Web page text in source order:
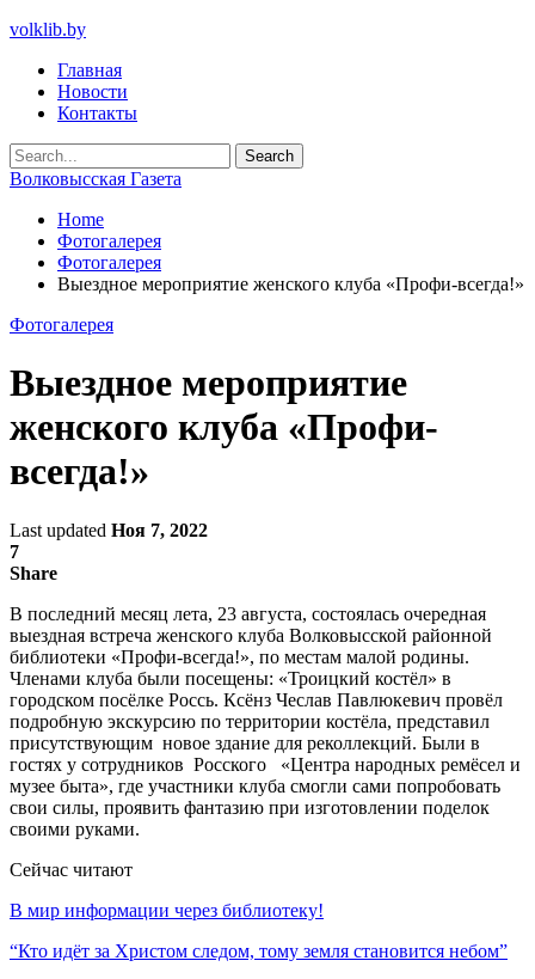
volklib.by
Главная
Новости
Контакты
Волковысская Газета
Home
Фотогалерея
Фотогалерея
Выездное мероприятие женского клуба «Профи-всегда!»
Фотогалерея
Выездное мероприятие
женского клуба «Профи-
всегда!»
Last updated Ноя 7, 2022
7
Share
В последний месяц лета, 23 августа, состоялась очередная
выездная встреча женского клуба Волковысской районной
библиотеки «Профи-всегда!», по местам малой родины.
Членами клуба были посещены: «Троицкий костёл» в
городском посёлке Россь. Ксёнз Чеслав Павлюкевич провёл
подробную экскурсию по территории костёла, представил
присутствующим новое здание для реколлекций. Были в
гостях у сотрудников Росского «Центра народных ремёсел и
музее быта», где участники клуба смогли сами попробовать
свои силы, проявить фантазию при изготовлении поделок
своими руками.
Сейчас читают
В мир информации через библиотеку!
“Кто идёт за Христом следом, тому земля становится небом”